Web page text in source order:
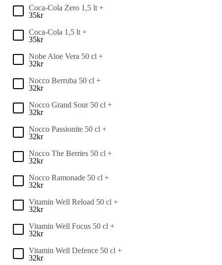
Coca-Cola Zero 1,5 lt +
35kr
Coca-Cola 1,5 lt +
35kr
Nobe Aloe Vera 50 cl +
32kr
Nocco Berruba 50 cl +
32kr
Nocco Grand Sour 50 cl +
32kr
Nocco Passionite 50 cl +
32kr
Nocco The Berries 50 cl +
32kr
Nocco Ramonade 50 cl +
32kr
Vitamin Well Reload 50 cl +
32kr
Vitamin Well Focus 50 cl +
32kr
Vitamin Well Defence 50 cl +
32kr